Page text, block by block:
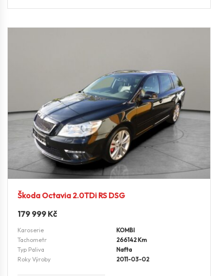
Škoda Octavia 2.0TDi RS DSG
179 999 Kč
Karoserie
KOMBI
Tachometr
266142 Km
Typ Paliva
Nafta
Roky Výroby
2011-03-02